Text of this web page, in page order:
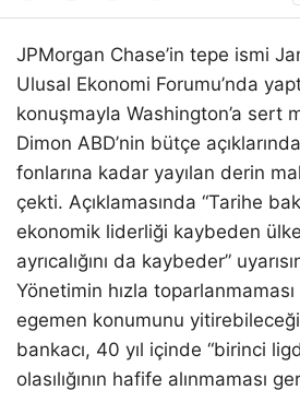
JPMorgan Chase’in tepe ismi
Ulusal Ekonomi Forumu’nda
konuşmayla Washington’a sert
Dimon ABD’nin bütçe
fonlarına kadar yayılan derin
çekti. Açıklamasında “Tarihe
ekonomik liderliği kaybeden
ayrıcalığını da kaybeder”
Yönetimin hızla
egemen konumunu
bankacı, 40 yıl içinde “birinci
olasılığının hafife alınmaması